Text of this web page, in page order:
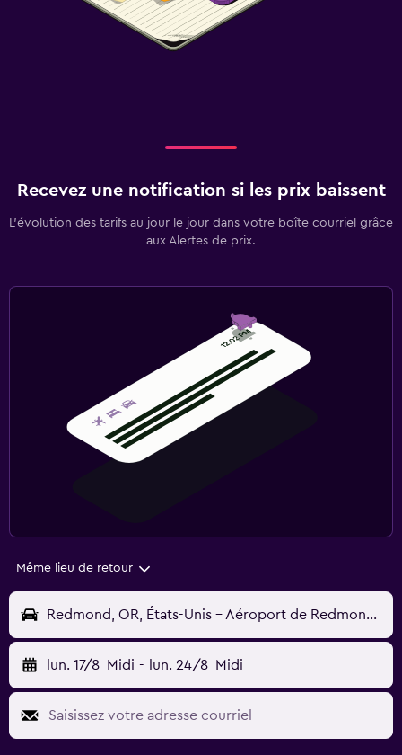
Recevez une notification si les prix baissent
L’évolution des tarifs au jour le jour dans votre boîte courriel grâce
aux Alertes de prix.
Même lieu de retour
Redmond, OR, États-Unis - Aéroport de Redmond (Roberts Field) (RDM)
lun. 17/8 Midi - lun. 24/8 Midi